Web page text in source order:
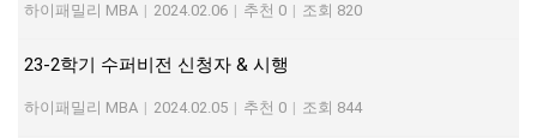
하이패밀리 MBA | 2024.02.06 | 추천 0 | 조회 820
23-2학기 수퍼비전 신청자 & 시행
하이패밀리 MBA | 2024.02.05 | 추천 0 | 조회 844